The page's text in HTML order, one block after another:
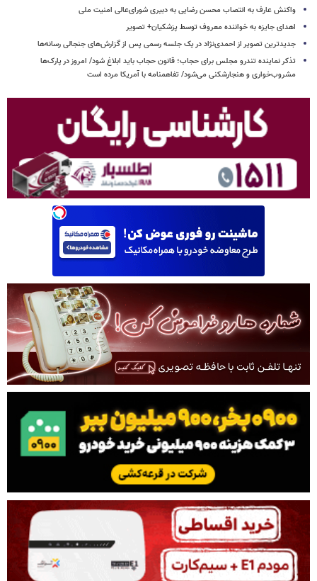
واکنش عارف به انتصاب محسن رضایی به دبیری شورای‌عالی امنیت ملی
اهدای جایزه به خواننده معروف توسط پزشکیان+ تصویر
جدیدترین تصویر از احمدی‌نژاد در یک جلسه رسمی پس از گزارش‌های جنجالی رسانه‌ها
تذکر نماینده تندرو مجلس برای حجاب؛ قانون حجاب باید ابلاغ شود/ امروز در پارک‌ها
مشروب‌خواری و هنجارشکنی می‌شود/ تفاهمنامه با آمریکا مرده است